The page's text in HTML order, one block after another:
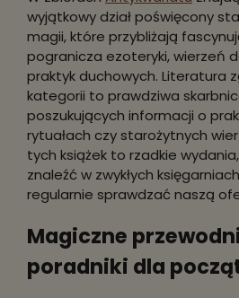
wyjątkowy dział poświęcony
magii, które przybliżają
pogranicza ezoteryki, wierzeń
praktyk duchowych. Literatura
kategorii to prawdziwa
poszukujących informacji o
rytuałach czy starożytnych
tych książek to rzadkie
znaleźć w zwykłych
regularnie sprawdzać naszą
Magiczne
poradniki dla